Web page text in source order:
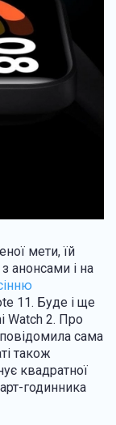
мети, їй
анонсами і на
11. Буде і ще
Watch 2. Про
сама
також
квадратної
годинника